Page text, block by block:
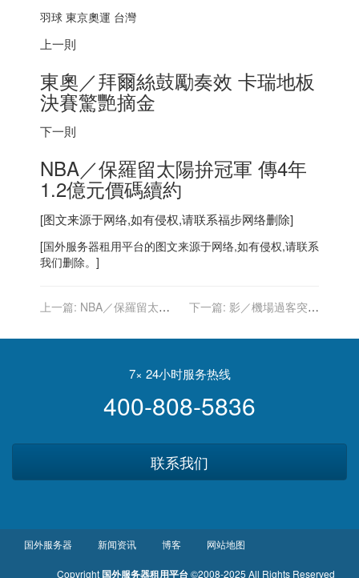
羽球 東京奧運 台灣
上一則
東奧／拜爾絲鼓勵奏效 卡瑞地板
決賽驚艷摘金
下一則
NBA／保羅留太陽拚冠軍 傳4年
1.2億元價碼續約
[图文来源于网络,如有侵权,请联系福步网络删除]
[国外服务器租用平台的图文来源于网络,如有侵权,请联系
我们删除。]
上一篇: NBA／保羅留太陽
約
下一篇: 影／機場過客突發
小費
7× 24小时服务热线
400-808-5836
联系我们
国外服务器 新闻资讯 博客 网站地图
Copyright 国外服务器租用平台©2008-2025 All Rights Reserved